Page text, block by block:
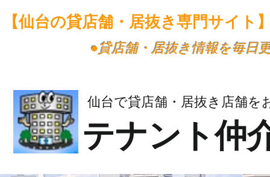
【仙台の貸店舗・居抜き専門サイト
​●貸店舗・居抜き情報を毎日
仙台で貸店舗・居抜き店舗を
テナント仲